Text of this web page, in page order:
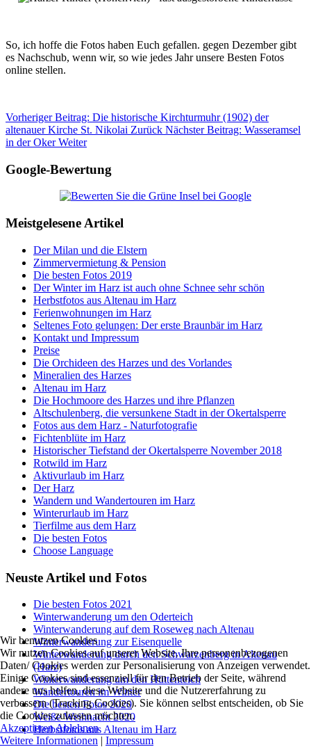
So, ich hoffe die Fotos haben Euch gefallen. gegen Dezember gibt
es Nachschub, wenn wir, so wie jedes Jahr unsere Besten Fotos
online stellen.
Vorheriger Beitrag: Die historische Kirchturmuhr (1902) der
altenauer Kirche St. Nikolai Zurück Nächster Beitrag: Wasseramsel
in der OkerWeiter
Google-Bewertung
Meistgelesene Artikel
Der Milan und die Elstern
Zimmervermietung & Pension
Die besten Fotos 2019
Der Winter im Harz ist auch ohne Schnee sehr schön
Herbstfotos aus Altenau im Harz
Ferienwohnungen im Harz
Seltenes Foto gelungen: Der erste Braunbär im Harz
Kontakt und Impressum
Preise
Die Orchideen des Harzes und des Vorlandes
Mineralien des Harzes
Altenau im Harz
Die Hochmoore des Harzes und ihre Pflanzen
Altschulenberg, die versunkene Stadt in der Okertalsperre
Fotos aus dem Harz - Naturfotografie
Fichtenblüte im Harz
Historischer Tiefstand der Okertalsperre November 2018
Rotwild im Harz
Aktivurlaub im Harz
Der Harz
Wandern und Wandertouren im Harz
Winterurlaub im Harz
Tierfilme aus dem Harz
Die besten Fotos
Choose Language
Neuste Artikel und Fotos
Die besten Fotos 2021
Winterwanderung um den Oderteich
Winterwanderung auf dem Roseweg nach Altenau
Winterwanderung zur Eisenquelle
Winterwanderung durch den Schwarzenberg in Altenau
(Harz)
Winterwanderung um den Hüttenteich
Wandertouren im Winter
Die besten Fotos 2020
Weiße Weihnacht 2020
Herbstfotos aus Altenau im Harz
Wir benutzen Cookies
Wir nutzen Cookies auf unserer Website. Ihre personenbezogenen
Daten/ Cookies werden zur Personalisierung von Anzeigen verwendet.
Einige Cookies sind essenziell für den Betrieb der Seite, während
andere uns helfen, diese Website und die Nutzererfahrung zu
verbessern (Tracking Cookies). Sie können selbst entscheiden, ob Sie
die Cookies zulassen möchten.
AkzeptierenAblehnen
Weitere Informationen | Impressum